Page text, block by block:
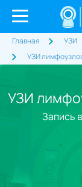
Главная УЗИ
УЗИ
УЗИ
Запись